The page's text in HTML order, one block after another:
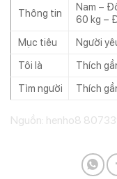
Thông tin
Nam –
60 kg –
Mục tiêu
Người
Tôi là
Thích
Tìm người
Thích
Nguồn: henho8